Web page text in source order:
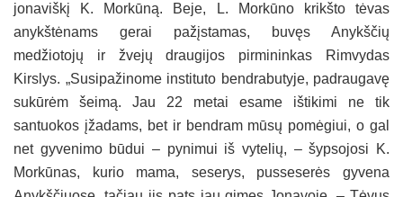
jonaviškį K. Morkūną. Beje, L. Morkūno krikšto tėvas
anykštėnams gerai pažįstamas, buvęs Anykščių
medžiotojų ir žvejų draugijos pirmininkas Rimvydas
Kirslys. „Susipažinome instituto bendrabutyje, padraugavę
sukūrėm šeimą. Jau 22 metai esame ištikimi ne tik
santuokos įžadams, bet ir bendram mūsų pomėgiui, o gal
net gyvenimo būdui – pynimui iš vytelių, – šypsojosi K.
Morkūnas, kurio mama, seserys, pusseserės gyvena